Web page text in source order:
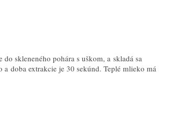
skleneného pohára s uškom, a skladá sa
doba extrakcie je 30 sekúnd. Teplé mlieko má